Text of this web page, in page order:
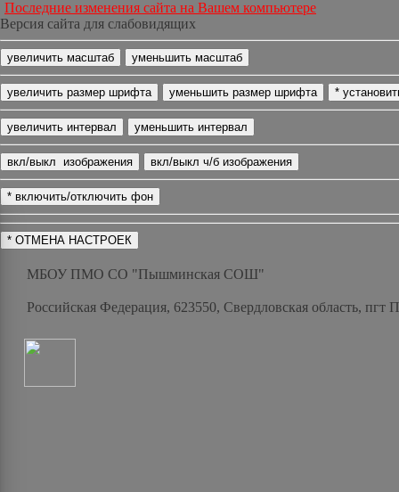
Последние изменения сайта на Вашем компьютере
Версия сайта для слабовидящих
МБОУ ПМО СО "Пышминская СОШ"
Российская Федерация, 623550, Свердловская область,